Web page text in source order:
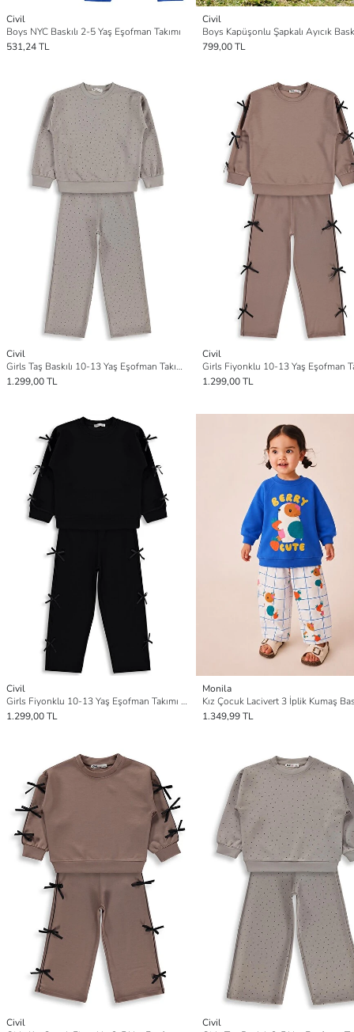
Civil
Boys NYC Baskılı 2-5 Yaş Eşofman Takımı
531,24 TL
Civil
799,00 TL
Civil
Girls Taş Baskılı 10-13 Yaş Eşofman Takımı - Bej
1.299,00 TL
Civil
1.299,00 TL
Civil
Girls Fiyonklu 10-13 Yaş Eşofman Takımı - Siyah
1.299,00 TL
Monila
1.349,99 TL
Civil
Civil